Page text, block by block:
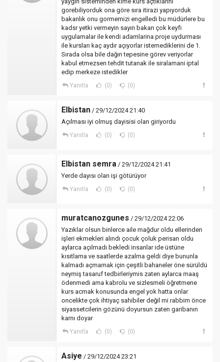
gorebiliyorduk ona göre sıra itirazi yapıyorduk
bakanlık onu gormemizi engelledi bu müdürlere bu
kadsr yetki vermeyin sayın bakan çok keyfi
uygulamalar ile kendi adamlarina proje uydurması
ile kursları kaç aydır açıyorlar istemediklerini de 1.
Sırada olsa bile dağın tepesine görev veriyorlar
kabul etmezsen tehdit tutanak ile siralamani iptal
edip merkeze istedikler
Yanıtla (0) (0)
Elbistan / 29/12/2024 21:40
Açılması iyi olmuş dayisisi olan giriyordu
Yanıtla (0) (0)
Elbistan semra / 29/12/2024 21:41
Yerde dayısı olan işi götürüyor
Yanıtla (0) (0)
muratcanozgunes / 29/12/2024 22:06
Yazıklar olsun binlerce aile mağdur oldu ellerinden
işleri ekmekleri alındı çocuk çoluk perisan oldu
aylarca açılmadı bekledi insanlar ide üstüne
kısıtlama ve saatlerde azalma geldi diye bununla
kalmadı açmamak için çeşitli bahaneler öne sürüldü
neymiş tasaruf tedbirleriymis zaten aylarca maaş
ödenmedi ama kabrolu ve sizlesmeli öğretmene
kurs acmak konusunda engel yok hatta onlar
oncelikte çok ihtiyaç sahibiler değil mi rabbim önce
siyassetcilerin gözünü doyursun zaten garibanın
karnı doyar
Yanıtla (0) (0)
Asiye / 29/12/2024 23:21